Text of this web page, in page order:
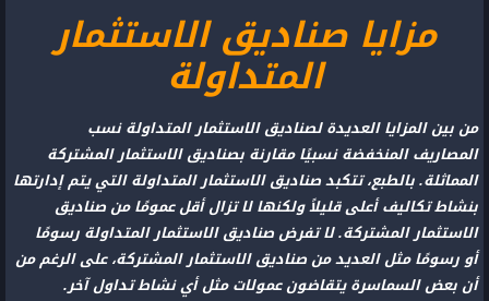
مزايا صناديق الاستثمار
المتداولة
من بين المزايا العديدة لصناديق الاستثمار المتداولة نسب
المصاريف المنخفضة نسبيًا مقارنة بصناديق الاستثمار المشتركة
المماثلة. بالطبع، تتكبد صناديق الاستثمار المتداولة التي يتم إدارتها
بنشاط تكاليف أعلى قليلاً ولكنها لا تزال أقل عمومًا من صناديق
الاستثمار المشتركة. لا تفرض صناديق الاستثمار المتداولة رسومًا
أو رسومًا مثل العديد من صناديق الاستثمار المشتركة، على الرغم من
أن بعض السماسرة يتقاضون عمولات مثل أي نشاط تداول آخر.